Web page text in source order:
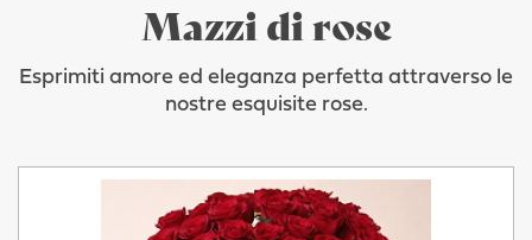
Mazzi di rose
Esprimiti amore ed eleganza perfetta attraverso le
nostre esquisite rose.